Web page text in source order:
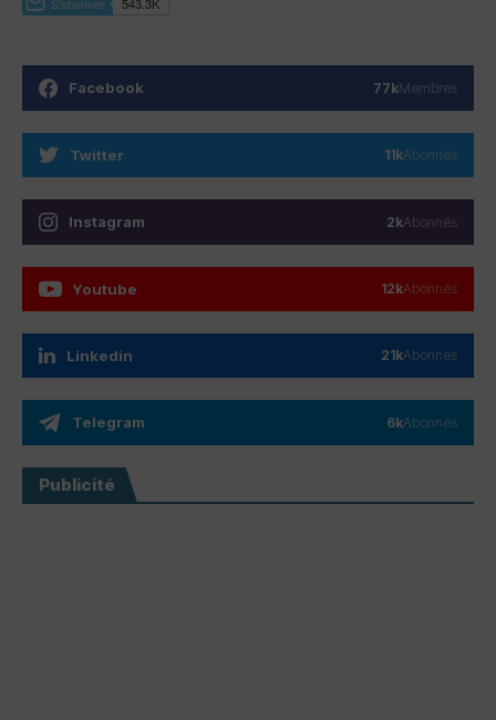
Facebook 77kMembres
Twitter 11kAbonnés
Instagram 2kAbonnés
Youtube 12kAbonnés
Linkedin 21kAbonnés
Telegram 6kAbonnés
Publicité